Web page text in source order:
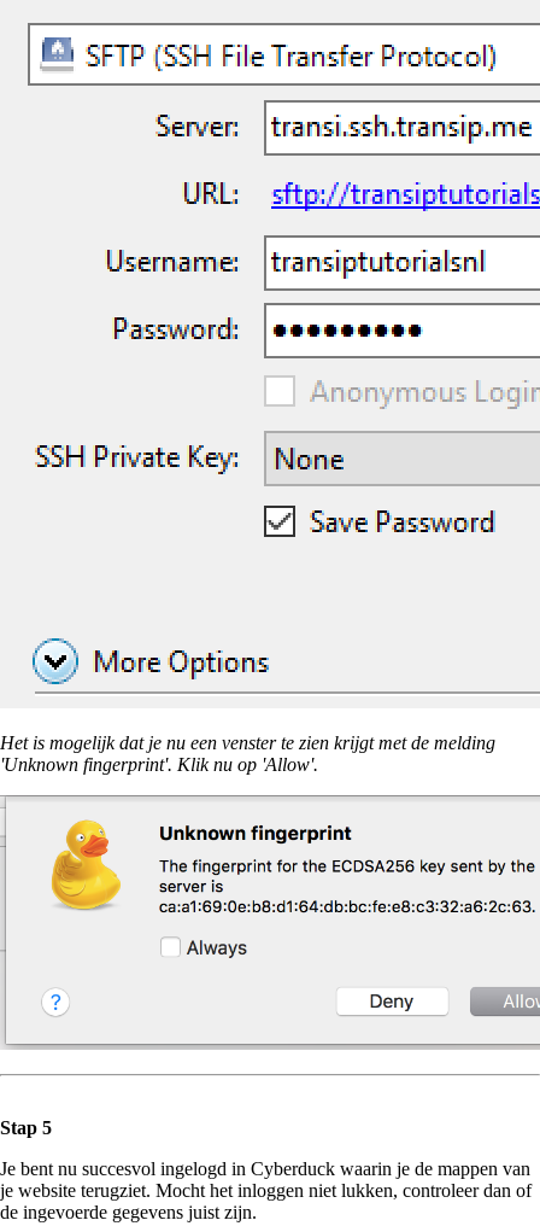
Het is mogelijk dat je nu een venster te zien krijgt met de melding
'Unknown fingerprint'. Klik nu op 'Allow'.
Stap 5
Je bent nu succesvol ingelogd in Cyberduck waarin je de mappen van
je website terugziet. Mocht het inloggen niet lukken, controleer dan of
de ingevoerde gegevens juist zijn.